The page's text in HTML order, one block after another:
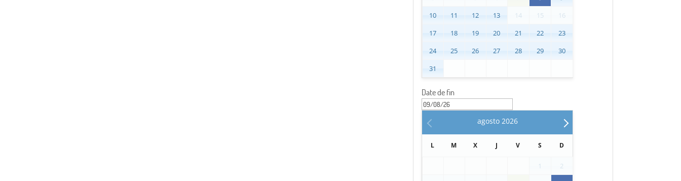
10
11 12 13 14 15
16
17
18 19 20 21 22
23
24
25 26 27 28 29
30
31
Date de fin
agosto 2026
L M X J V S D
1
2